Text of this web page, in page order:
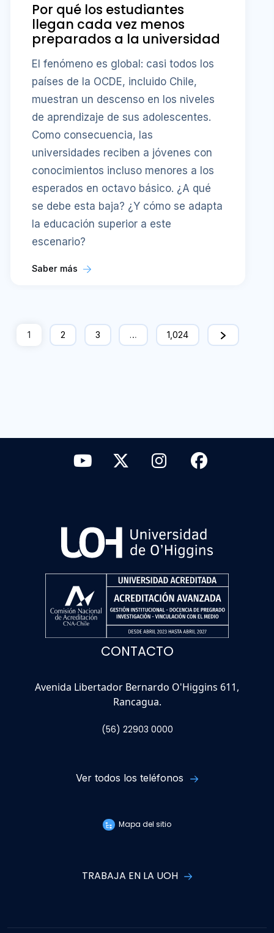
Por qué los estudiantes
llegan cada vez menos
preparados a la universidad
El fenómeno es global: casi todos los
países de la OCDE, incluido Chile,
muestran un descenso en los niveles
de aprendizaje de sus adolescentes.
Como consecuencia, las
universidades reciben a jóvenes con
conocimientos incluso menores a los
esperados en octavo básico. ¿A qué
se debe esta baja? ¿Y cómo se adapta
la educación superior a este
escenario?
Saber más
1 2 3 … 1,024
CONTACTO
Avenida Libertador Bernardo O'Higgins 611,
Rancagua.
(56) 22903 0000
Ver todos los teléfonos
Mapa del sitio
TRABAJA EN LA UOH